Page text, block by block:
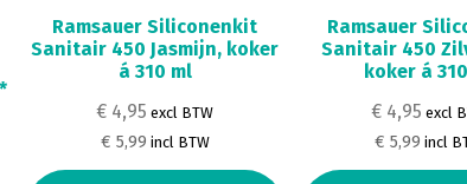
Ramsauer Siliconenkit
Sanitair 450 Jasmijn, koker
á 310 ml
€ 4,95 excl BTW
€ 5,99 incl BTW
Ramsauer
Sanitair 450
koker á
€ 4,95 excl
€ 5,99 incl